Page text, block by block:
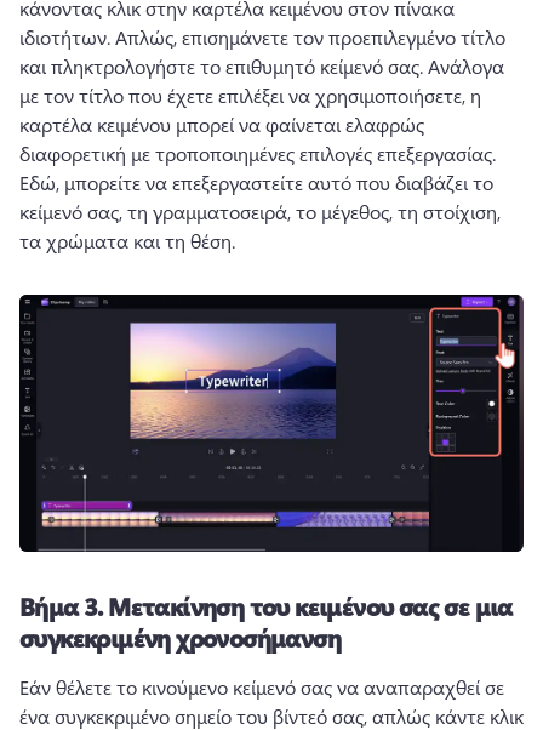
κάνοντας κλικ στην καρτέλα κειμένου στον πίνακα
ιδιοτήτων. Απλώς, επισημάνετε τον προεπιλεγμένο τίτλο
και πληκτρολογήστε το επιθυμητό κείμενό σας. Ανάλογα
με τον τίτλο που έχετε επιλέξει να χρησιμοποιήσετε, η
καρτέλα κειμένου μπορεί να φαίνεται ελαφρώς
Εδώ, μπορείτε να επεξεργαστείτε αυτό που διαβάζει το
κείμενό σας, τη γραμματοσειρά, το μέγεθος, τη στοίχιση,
τα χρώματα και τη θέση.
Βήμα 3.Μετακίνηση του κειμένου σας σε μια
συγκεκριμένη χρονοσήμανση
Εάν θέλετε το κινούμενο κείμενό σας να αναπαραχθεί σε
ένα συγκεκριμένο σημείο του βίντεό σας, απλώς κάντε κλικ